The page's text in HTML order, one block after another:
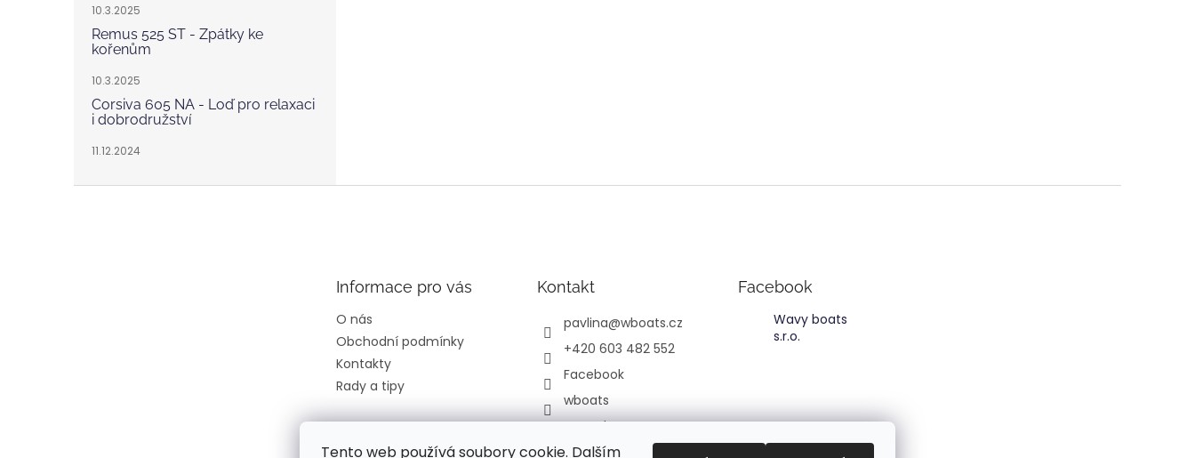
Tento web používá soubory cookie. Dalším
10.3.2025
Remus 525 ST - Zpátky ke
kořenům
10.3.2025
Corsiva 605 NA - Loď pro relaxaci
i dobrodružství
11.12.2024
Informace pro vás
O nás
Obchodní podmínky
Kontakty
Rady a tipy
Kontakt
pavlina@wboats.cz
+420 603 482 552
Facebook
wboats
YouTube
Facebook
Wavy boats
s.r.o.